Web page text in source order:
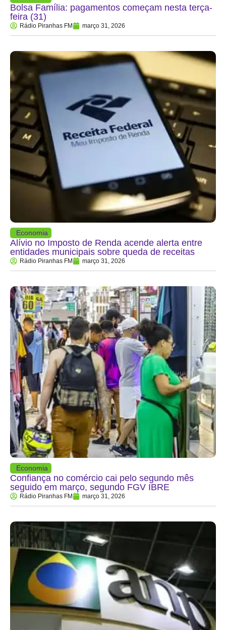
Bolsa Família: pagamentos começam nesta terça-
feira (31)
Rádio Piranhas FM março 31, 2026
Economia
Alívio no Imposto de Renda acende alerta entre
entidades municipais sobre queda de receitas
Rádio Piranhas FM março 31, 2026
Economia
Confiança no comércio cai pelo segundo mês
seguido em março, segundo FGV IBRE
Rádio Piranhas FM março 31, 2026